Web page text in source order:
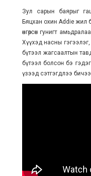
Зул сарын баярыг
Бяцхан охин Addie жил
өнгөрсөн гунигт
Хүүхэд насны гэгээлэг,
бүтээл жагсаалтын
бүтээл болсон бэ
үзээд сэтгэгдлээ